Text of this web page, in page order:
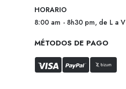
HORARIO
8:00 am - 8h30 pm, de L a V
MÉTODOS DE PAGO